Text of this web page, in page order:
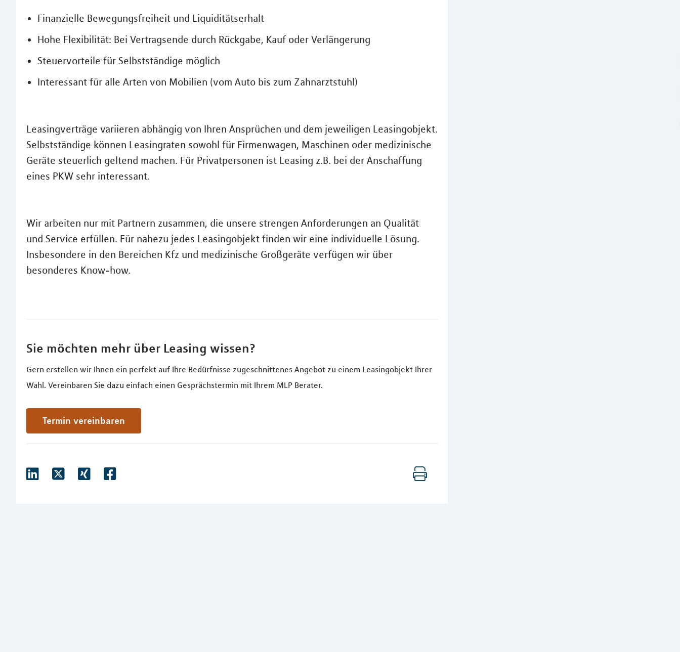
Finanzielle Bewegungsfreiheit und Liquiditätserhalt
Hohe Flexibilität: Bei Vertragsende durch Rückgabe, Kauf oder Verlängerung
Steuervorteile für Selbstständige möglich
Interessant für alle Arten von Mobilien (vom Auto bis zum Zahnarztstuhl)
Leasingverträge variieren abhängig von Ihren Ansprüchen und dem jeweiligen Leasingobjekt.
Selbstständige können Leasingraten sowohl für Firmenwagen, Maschinen oder medizinische
Geräte steuerlich geltend machen. Für Privatpersonen ist Leasing z.B. bei der Anschaffung
eines PKW sehr interessant.
Wir arbeiten nur mit Partnern zusammen, die unsere strengen Anforderungen an Qualität
und Service erfüllen. Für nahezu jedes Leasingobjekt finden wir eine individuelle Lösung.
Insbesondere in den Bereichen Kfz und medizinische Großgeräte verfügen wir über
besonderes Know-how.
Sie möchten mehr über Leasing wissen?
Gern erstellen wir Ihnen ein perfekt auf Ihre Bedürfnisse zugeschnittenes Angebot zu einem Leasingobjekt Ihrer
Wahl. Vereinbaren Sie dazu einfach einen Gesprächstermin mit Ihrem MLP Berater.
Termin vereinbaren